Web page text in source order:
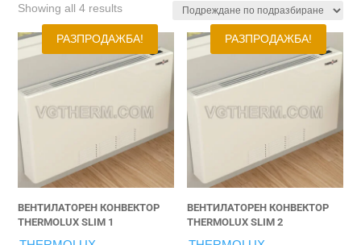
Showing all 4 results
РАЗПРОДАЖБА!
ВЕНТИЛАТОРЕН КОНВЕКТОР
THERMOLUX SLIM 1
РАЗПРОДАЖБА!
ВЕНТИЛАТОРЕН КОНВЕКТОР
THERMOLUX SLIM 2